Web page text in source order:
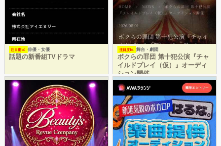
注目度 俳優・女優
話題の新番組TVドラマ
注目度 舞台・劇団
ボクらの罪団 第十犯公演『チャ
イルドプレイ（仮）』オーディ
ション開催